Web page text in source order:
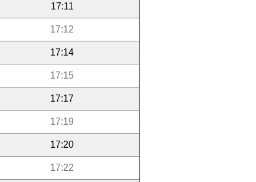
17:11
17:12
17:14
17:15
17:17
17:19
17:20
17:22